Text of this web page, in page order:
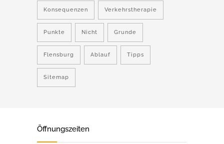
Konsequenzen Verkehrstherapie
Punkte Nicht Grunde
Flensburg Ablauf Tipps
Sitemap
Öffnungszeiten